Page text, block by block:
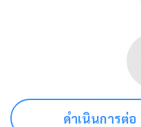
ดำเนินการต่อ